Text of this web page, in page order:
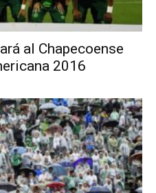
al Chapecoense
2016